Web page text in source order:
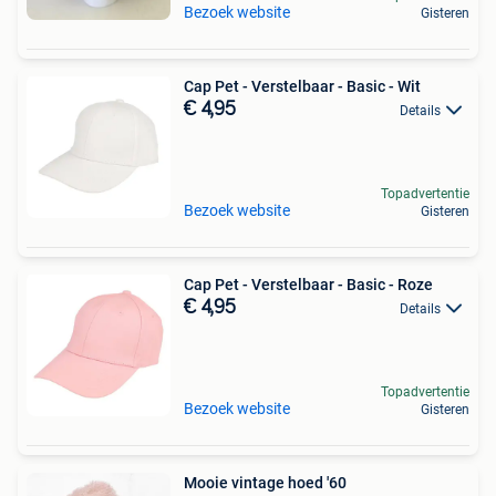
Bezoek website
Gisteren
Cap Pet - Verstelbaar - Basic - Wit
€ 4,95 Details
Bezoek website
Topadvertentie
Gisteren
Cap Pet - Verstelbaar - Basic - Roze
€ 4,95 Details
Bezoek website
Topadvertentie
Gisteren
Mooie vintage hoed '60